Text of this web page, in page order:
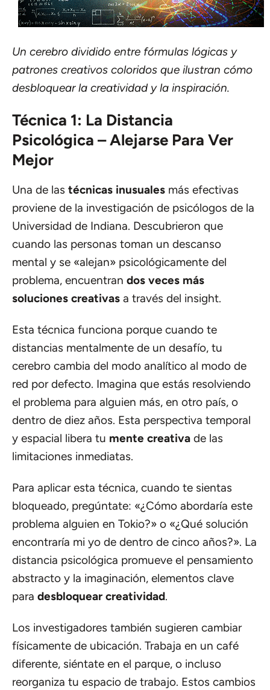
Un cerebro dividido entre fórmulas lógicas y
patrones creativos coloridos que ilustran cómo
desbloquear la creatividad y la inspiración.
Técnica 1: La Distancia
Psicológica – Alejarse Para Ver
Mejor
Una de las técnicas inusuales más efectivas
proviene de la investigación de psicólogos de la
Universidad de Indiana. Descubrieron que
cuando las personas toman un descanso
mental y se «alejan» psicológicamente del
problema, encuentran dos veces más
soluciones creativas a través del insight.
Esta técnica funciona porque cuando te
distancias mentalmente de un desafío, tu
cerebro cambia del modo analítico al modo de
red por defecto. Imagina que estás resolviendo
el problema para alguien más, en otro país, o
dentro de diez años. Esta perspectiva temporal
y espacial libera tu mente creativa de las
limitaciones inmediatas.
Para aplicar esta técnica, cuando te sientas
bloqueado, pregúntate: «¿Cómo abordaría este
problema alguien en Tokio?» o «¿Qué solución
encontraría mi yo de dentro de cinco años?». La
distancia psicológica promueve el pensamiento
abstracto y la imaginación, elementos clave
para desbloquear creatividad.
Los investigadores también sugieren cambiar
físicamente de ubicación. Trabaja en un café
diferente, siéntate en el parque, o incluso
reorganiza tu espacio de trabajo. Estos cambios